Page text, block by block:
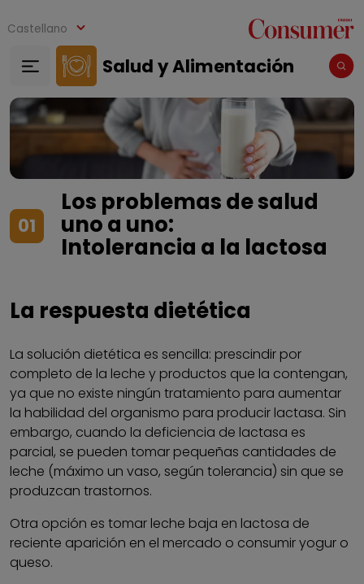
Castellano
Salud y Alimentación
01
Los problemas de salud
uno a uno:
Intolerancia a la lactosa
La respuesta dietética
La solución dietética es sencilla: prescindir por
completo de la leche y productos que la contengan,
ya que no existe ningún tratamiento para aumentar
la habilidad del organismo para producir lactasa. Sin
embargo, cuando la deficiencia de lactasa es
parcial, se pueden tomar pequeñas cantidades de
leche (máximo un vaso, según tolerancia) sin que se
produzcan trastornos.
Otra opción es tomar leche baja en lactosa de
reciente aparición en el mercado o consumir yogur o
queso.